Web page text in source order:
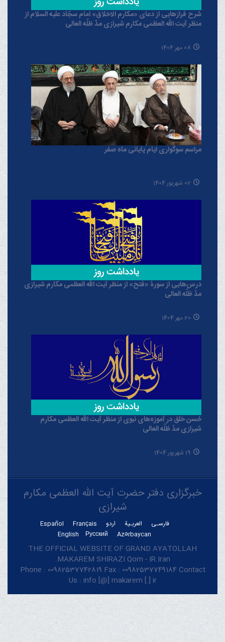
شرح فرازهایی از دعای «مکارم الاخلاق» امام سجّاد علیه السلام از
منظر آیت الله العظمی مکارم شیرازی مدّ ظلّه العالی
08 مهر 1404
مراسم سوگواری ایام پایانی ماه صفر
02 شهریور 1404
درس‌هایی از سورۀ «فتح» از منظر آیت الله العظمی مکارم شیرازی
مدّ ظلّه العالی
20 مهر 1404
حُسن خلق در آموزه‌های نبوی از منظر آیت الله العظمی مکارم
شیرازی مدّ ظلّه العالی
19 شهریور 1404
خبرگزاری دفتر حضرت آیت الله العظمی مکارم
شیرازی
فارسـی العربـیة اردو Français
Español
Azərbaycan
Русский
English
THE OFFICIAL WEBSITE OF GRAND AYATOLLAH
MAKAREM SHIRAZI Qom - IR.Iran.
Phone : 00982537742819 Fax : 00982537749184 Contact
Us : info [@] makarem [.] ir